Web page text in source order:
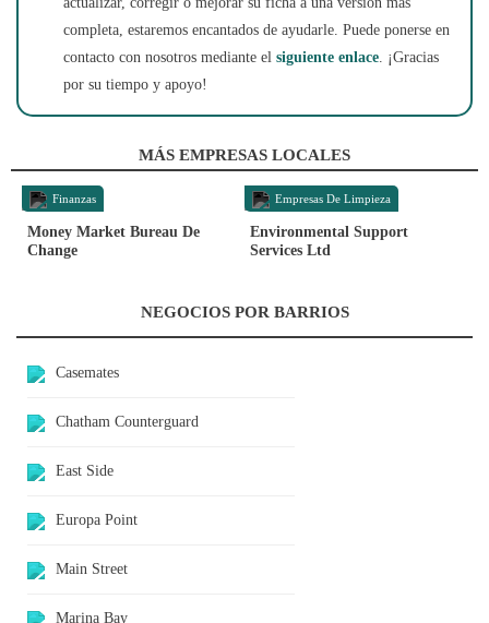
completa, estaremos encantados de ayudarle. Puede ponerse en
contacto con nosotros mediante el siguiente enlace. ¡Gracias
por su tiempo y apoyo!
MÁS EMPRESAS LOCALES
Finanzas
Money Market Bureau De
Change
Empresas De Limpieza
Environmental Support
Services Ltd
NEGOCIOS POR BARRIOS
Casemates
Chatham Counterguard
East Side
Europa Point
Main Street
Marina Bay